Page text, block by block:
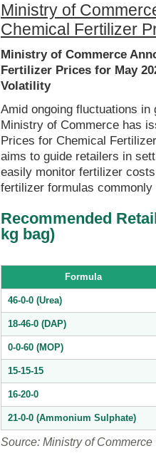
Ministry of
Chemical Fertilizer
Ministry of Commerce
Fertilizer Prices for May
Volatility
Amid ongoing fluctuations
Ministry of Commerce has
Prices for Chemical
aims to guide retailers in
easily monitor fertilizer
fertilizer formulas
Recommended
kg bag)
Formula
46-0-0 (Urea)
18-46-0 (DAP)
0-0-60 (MOP)
15-15-15
16-20-0
21-0-0 (Ammonium Sulphate)
Source: Ministry of Commerce